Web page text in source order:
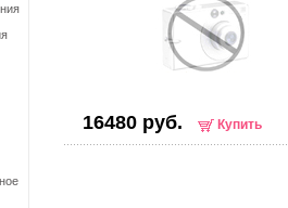
16480 руб. Купить